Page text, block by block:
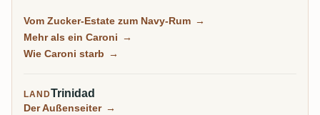
Sammler-Obsession, von Velier in die Welt getragen.
Vom Zucker-Estate zum Navy-Rum →
Mehr als ein Caroni →
Wie Caroni starb →
LANDTrinidad
Der Außenseiter →